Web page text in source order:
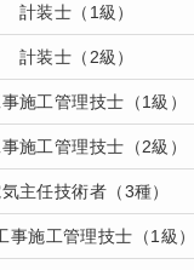
計装士（1級）
計装士（2級）
施工管理技士（1級）
施工管理技士（2級）
主任技術者（3種）
事施工管理技士（1級）